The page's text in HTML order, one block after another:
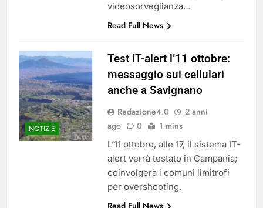
videosorveglianza…
Read Full News
NOTIZIE
Test IT-alert l’11 ottobre:
messaggio sui cellulari
anche a Savignano
Redazione4.0
2 anni
ago
0 1 mins
L’11 ottobre, alle 17, il sistema IT-
alert verrà testato in Campania;
coinvolgerà i comuni limitrofi
per overshooting.